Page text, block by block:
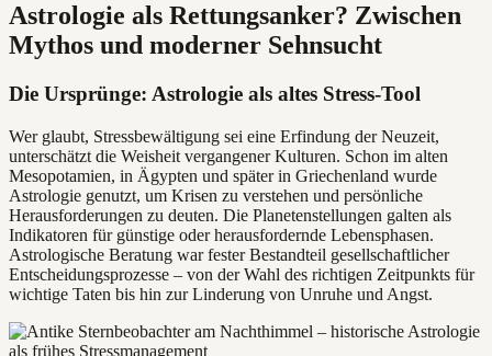
Astrologie als Rettungsanker? Zwischen
Mythos und moderner Sehnsucht
Die Ursprünge: Astrologie als altes Stress-Tool
Wer glaubt, Stressbewältigung sei eine Erfindung der Neuzeit,
unterschätzt die Weisheit vergangener Kulturen. Schon im alten
Mesopotamien, in Ägypten und später in Griechenland wurde
Astrologie genutzt, um Krisen zu verstehen und persönliche
Herausforderungen zu deuten. Die Planetenstellungen galten als
Indikatoren für günstige oder herausfordernde Lebensphasen.
Astrologische Beratung war fester Bestandteil gesellschaftlicher
Entscheidungsprozesse – von der Wahl des richtigen Zeitpunkts für
wichtige Taten bis hin zur Linderung von Unruhe und Angst.